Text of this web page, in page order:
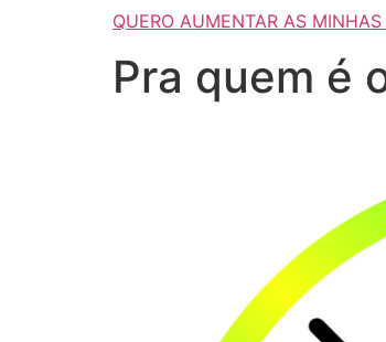
QUERO AUMENTAR AS
Pra quem é